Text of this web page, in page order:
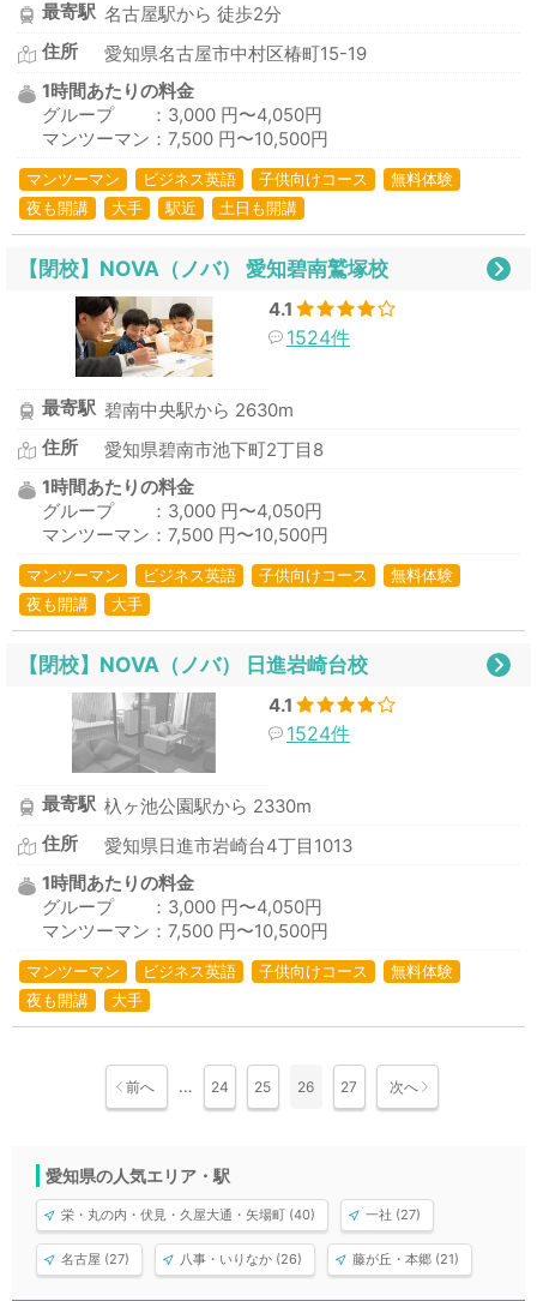
最寄駅 名古屋駅から 徒歩2分
住所
愛知県名古屋市中村区椿町15-19
1時間あたりの料金
グループ ：3,000 円〜4,050円
マンツーマン：7,500 円〜10,500円
マンツーマン ビジネス英語 子供向けコース
無料体験
夜も開講
大手 駅近 土日も開講
【閉校】NOVA（ノバ） 愛知碧南鷲塚校
4.1
1524件
最寄駅 碧南中央駅から 2630m
住所
愛知県碧南市池下町2丁目8
1時間あたりの料金
グループ ：3,000 円〜4,050円
マンツーマン：7,500 円〜10,500円
マンツーマン ビジネス英語 子供向けコース
無料体験
夜も開講
大手
【閉校】NOVA（ノバ） 日進岩崎台校
4.1
1524件
最寄駅 杁ヶ池公園駅から 2330m
住所
愛知県日進市岩崎台4丁目1013
1時間あたりの料金
グループ ：3,000 円〜4,050円
マンツーマン：7,500 円〜10,500円
マンツーマン ビジネス英語 子供向けコース
無料体験
夜も開講
大手
前へ … 24 25 26 27 次へ
愛知県の人気エリア・駅
栄・丸の内・伏見・久屋大通・矢場町 (40) 一社 (27)
名古屋 (27) 八事・いりなか (26) 藤が丘・本郷 (21)